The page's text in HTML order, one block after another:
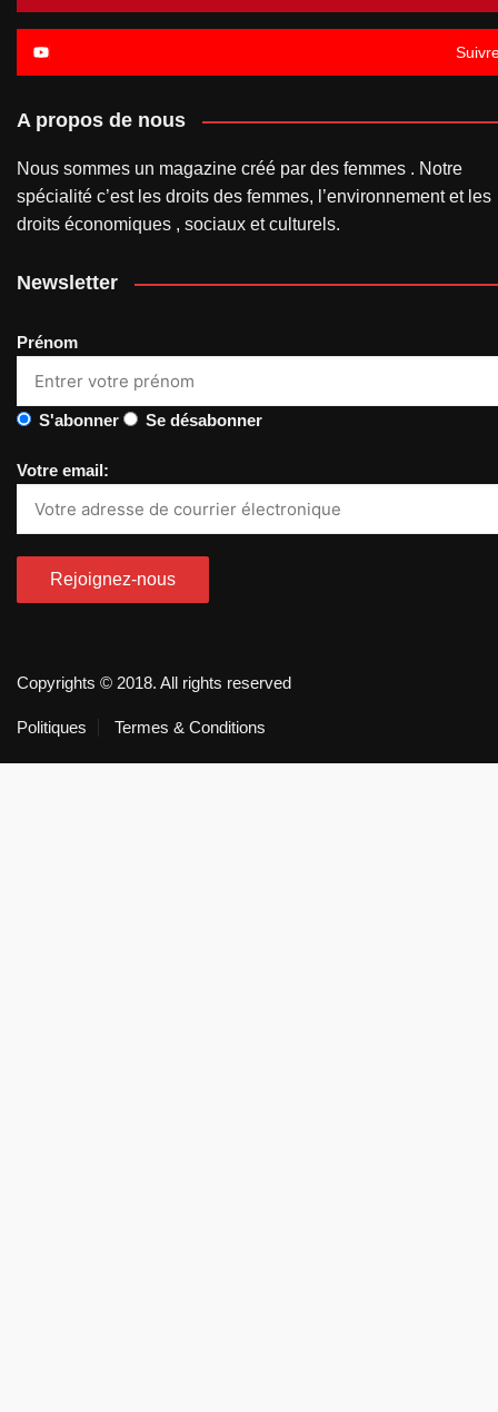
A propos de nous
Nous sommes un magazine créé par des femmes . Notre
spécialité c’est les droits des femmes, l’environnement et les
droits économiques , sociaux et culturels.
Newsletter
Prénom
S'abonner Se désabonner
Votre email:
Copyrights © 2018. All rights reserved
Politiques Termes & Conditions